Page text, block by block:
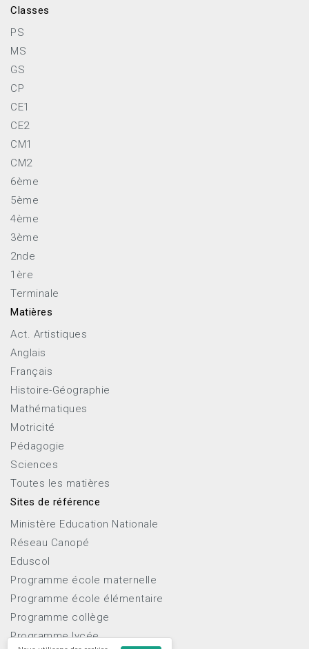
Classes
PS
MS
GS
CP
CE1
CE2
CM1
CM2
6ème
5ème
4ème
3ème
2nde
1ère
Terminale
Matières
Act. Artistiques
Anglais
Français
Histoire-Géographie
Mathématiques
Motricité
Pédagogie
Sciences
Toutes les matières
Sites de référence
Ministère Education Nationale
Réseau Canopé
Eduscol
Programme école maternelle
Programme école élémentaire
Programme collège
Programme lycée